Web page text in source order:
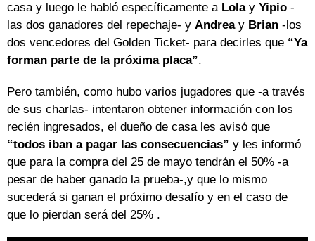
casa y luego le habló específicamente a Lolay Yipio -
las dos ganadores del repechaje- y Andreay Brian -los
dos vencedores del Golden Ticket- para decirles que “Ya
forman parte de la próxima placa”.
Pero también, como hubo varios jugadores que -a través
de sus charlas- intentaron obtener información con los
recién ingresados, el dueño de casa les avisó que
“todos iban a pagar las consecuencias” y les informó
que para la compra del 25 de mayo tendrán el 50% -a
pesar de haber ganado la prueba-,y que lo mismo
sucederá si ganan el próximo desafío y en el caso de
que lo pierdan será del 25% .